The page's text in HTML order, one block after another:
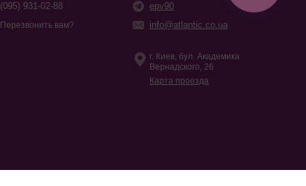
(095) 931-02-88
Перезвонить вам?
epv90
info@atlantic.co.ua
г. Киев, бул. Академика
Вернадского, 26
Карта проезда